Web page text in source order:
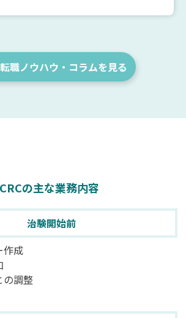
職ノウハウ・コラムを見る
CRCの主な業務内容
治験開始前
作成
の調整